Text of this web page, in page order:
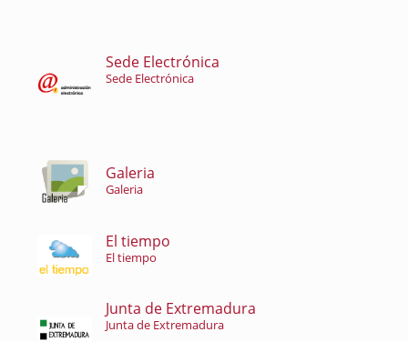
Sede Electrónica
Sede Electrónica
Galeria
Galeria
El tiempo
El tiempo
Junta de Extremadura
Junta de Extremadura